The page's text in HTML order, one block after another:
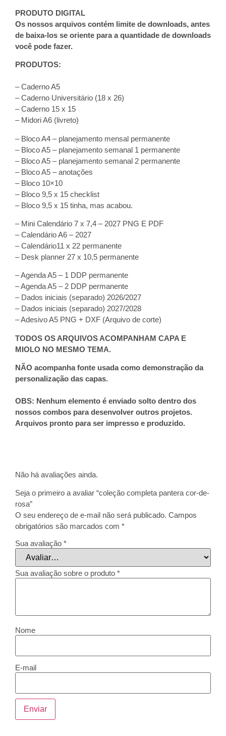
PRODUTO DIGITAL
Os nossos arquivos contém limite de downloads, antes
de baixa-los se oriente para a quantidade de downloads
você pode fazer.
PRODUTOS:
– Caderno A5
– Caderno Universitário (18 x 26)
– Caderno 15 x 15
– Midori A6 (livreto)
– Bloco A4 – planejamento mensal permanente
– Bloco A5 – planejamento semanal 1 permanente
– Bloco A5 – planejamento semanal 2 permanente
– Bloco A5 – anotações
– Bloco 10×10
– Bloco 9,5 x 15 checklist
– Bloco 9,5 x 15 tinha, mas acabou.
– Mini Calendário 7 x 7,4 – 2027 PNG E PDF
– Calendário A6 – 2027
– Calendário11 x 22 permanente
– Desk planner 27 x 10,5 permanente
– Agenda A5 – 1 DDP permanente
– Agenda A5 – 2 DDP permanente
– Dados iniciais (separado) 2026/2027
– Dados iniciais (separado) 2027/2028
– Adesivo A5 PNG + DXF (Arquivo de corte)
TODOS OS ARQUIVOS ACOMPANHAM CAPA E
MIOLO NO MESMO TEMA.
NÃO acompanha fonte usada como demonstração da
personalização das capas.
OBS: Nenhum elemento é enviado solto dentro dos
nossos combos para desenvolver outros projetos.
Arquivos pronto para ser impresso e produzido.
Não há avaliações ainda.
Seja o primeiro a avaliar “coleção completa pantera cor-de-
rosa”
O seu endereço de e-mail não será publicado. Campos
obrigatórios são marcados com *
Sua avaliação *
Sua avaliação sobre o produto *
Nome
E-mail